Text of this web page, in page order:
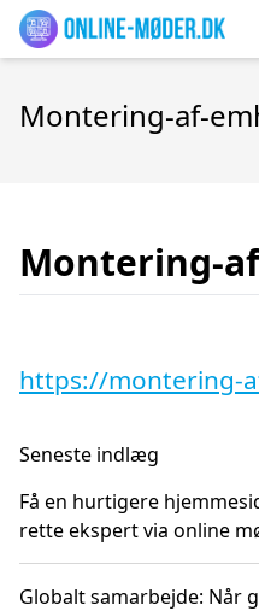
Montering-af-
Montering-
https://montering-
Seneste indlæg
Få en hurtigere
rette ekspert via online
Globalt samarbejde: Når